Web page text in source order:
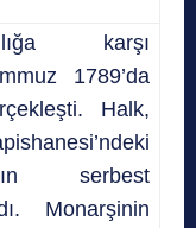
karşı
1789’da
Halk,
serbest
Monarşinin